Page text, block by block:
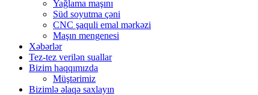
Yağlama maşını
Süd soyutma çəni
CNC şaquli emal mərkəzi
Maşın mengenesi
Xəbərlər
Tez-tez verilən suallar
Bizim haqqımızda
Müştərimiz
Bizimlə əlaqə saxlayın